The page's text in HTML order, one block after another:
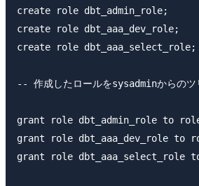
create role dbt_admin_role;
create role dbt_aaa_dev_role;
create role dbt_aaa_select_role;
-- 作成したロールをsysadminからのツ
grant role dbt_admin_role to
grant role dbt_aaa_dev_role to
grant role dbt_aaa_select_role